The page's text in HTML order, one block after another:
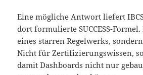
Eine mögliche Antwort liefert
dort formulierte SUCCESS-
eines starren Regelwerks,
Nicht für Zertifizierungswissen,
damit Dashboards nicht nur